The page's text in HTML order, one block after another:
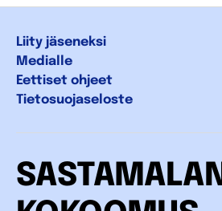
Liity jäseneksi
Medialle
Eettiset ohjeet
Tietosuojaseloste
SASTAMALAN